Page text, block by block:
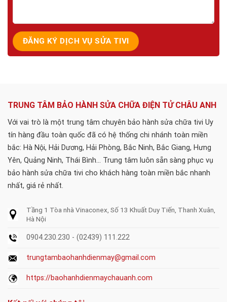
TRUNG TÂM BẢO HÀNH SỬA CHỮA ĐIỆN TỬ CHÂU ANH
Với vai trò là một trung tâm chuyên bảo hành sửa chữa tivi Uy
tín hàng đầu toàn quốc đã có hệ thống chi nhánh toàn miền
bắc: Hà Nội, Hải Dương, Hải Phòng, Bắc Ninh, Bắc Giang, Hưng
Yên, Quảng Ninh, Thái Bình... Trung tâm luôn sẵn sàng phục vụ
bảo hành sửa chữa tivi cho khách hàng toàn miền bắc nhanh
nhất, giá rẻ nhất.
Tầng 1 Tòa nhà Vinaconex, Số 13 Khuất Duy Tiến, Thanh Xuân,
Hà Nội
0904.230.230 - (02439) 111.222
trungtambaohanhdienmay@gmail.com
https://baohanhdienmaychauanh.com